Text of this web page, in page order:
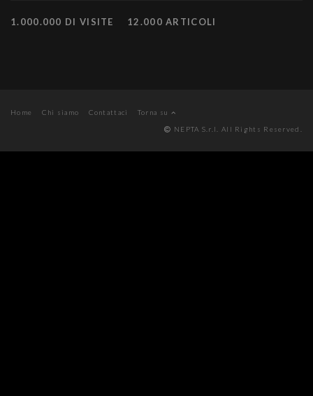
1.000.000 DI VISITE 12.000 ARTICOLI
Home Chi siamo Contattaci
Torna su
NEPTA S.r.l. All Rights Reserved.